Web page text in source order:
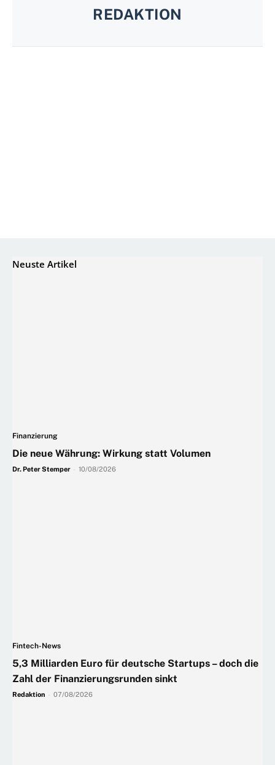
REDAKTION
Neuste Artikel
Finanzierung
Die neue Währung: Wirkung statt Volumen
Dr. Peter Stemper 10/08/2026
Fintech-News
5,3 Milliarden Euro für deutsche Startups – doch die
Zahl der Finanzierungsrunden sinkt
Redaktion 07/08/2026